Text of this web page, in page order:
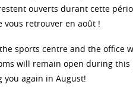
DE FORMATIONS "FITNESS
Sport Santé UNIL+EPFL a proposé
des compétences professionnelles
offert jusqu’ici est en cours de
une nouvelle dimension plus actuelle
nouvelle offre s’alignera aux
ouverts durant cette
vous retrouver en août !
sports centre and the office
will remain open during this
you again in August!